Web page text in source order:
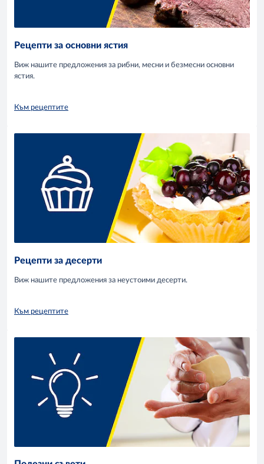
Рецепти за основни ястия
Виж нашите предложения за рибни, месни и безмесни основни
ястия.
Към рецептите
Рецепти за десерти
Виж нашите предложения за неустоими десерти.
Към рецептите